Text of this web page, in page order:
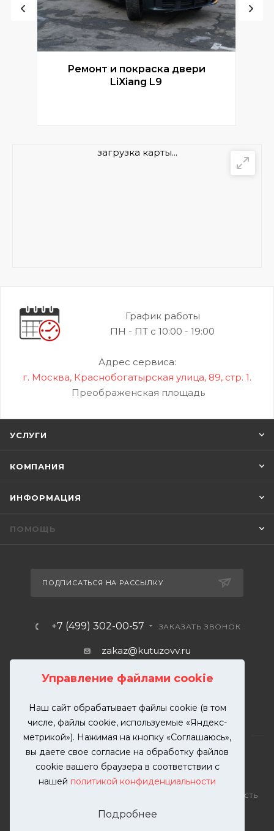
Управление файлами cookie
Наш сайт обрабатывает файлы cookie (в том
числе, файлы cookie, используемые «Яндекс-
метрикой»). Нажимая на кнопку «Соглашаюсь»,
вы даете свое согласие на обработку файлов
cookie вашего браузера в соответствии с
нашей политикой конфиденциальности
Подробнее
Ремонт и покраска двери
LiXiang L9
загрузка карты...
График работы
ПН - ПТ с 10:00 - 19:00
Адрес сервиса:
г. Москва, Краснобогатырская улица, 89, стр. 1.
Преображенская площадь
УСЛУГИ
КОМПАНИЯ
ИНФОРМАЦИЯ
ПОМОЩЬ
ПОДПИСАТЬСЯ НА РАССЫЛКУ
+7 (499) 302-00-57 ЗАКАЗАТЬ ЗВОНОК
zakaz@kutuzovv.ru
г. Москва, Краснобогатырская
улица, 89, стр. 1.
2026 © KUTUZOVV | Кузовной ремонт и покраска
автомобилей. Вся информация на сайте – собственность
ООО "КУТУЗОВВ"
Публикация информации с сайта KUTUZOVV.RU без